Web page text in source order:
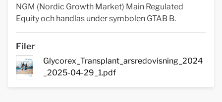
NGM (Nordic Growth Market) Main Regulated
Equity och handlas under symbolen GTAB B.
Filer
Glycorex_Transplant_arsredovisning_2024
_2025-04-29_1.pdf